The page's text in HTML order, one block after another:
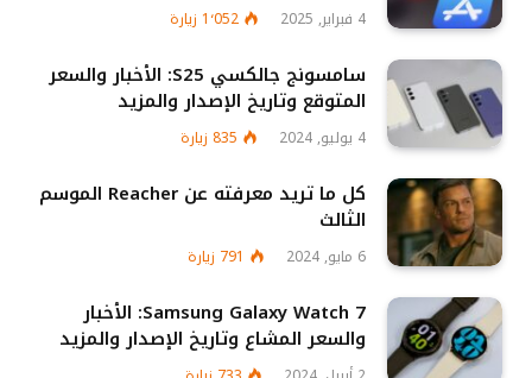
4 فبراير, 2025 1٬052 زيارة
سامسونج جالكسي S25: الأخبار والسعر
المتوقع وتاريخ الإصدار والمزيد
4 يوليو, 2024 835 زيارة
كل ما تريد معرفته عن Reacher الموسم
الثالث
6 مايو, 2024 791 زيارة
Samsung Galaxy Watch 7: الأخبار
والسعر المشاع وتاريخ الإصدار والمزيد